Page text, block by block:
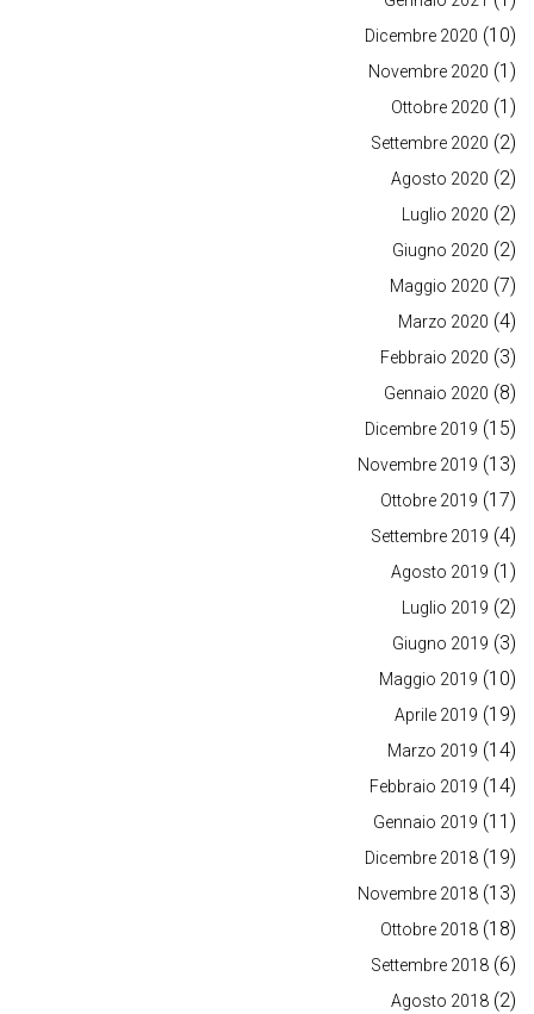
Dicembre 2020 (10)
Novembre 2020 (1)
Ottobre 2020 (1)
Settembre 2020 (2)
Agosto 2020 (2)
Luglio 2020 (2)
Giugno 2020 (2)
Maggio 2020 (7)
Marzo 2020 (4)
Febbraio 2020 (3)
Gennaio 2020 (8)
Dicembre 2019 (15)
Novembre 2019 (13)
Ottobre 2019 (17)
Settembre 2019 (4)
Agosto 2019 (1)
Luglio 2019 (2)
Giugno 2019 (3)
Maggio 2019 (10)
Aprile 2019 (19)
Marzo 2019 (14)
Febbraio 2019 (14)
Gennaio 2019 (11)
Dicembre 2018 (19)
Novembre 2018 (13)
Ottobre 2018 (18)
Settembre 2018 (6)
Agosto 2018 (2)